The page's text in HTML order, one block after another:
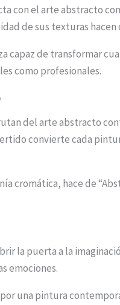
con el arte abstracto
de sus texturas
capaz de transformar
como profesionales.
del arte abstracto
convierte cada
cromática, hace de
la puerta a la
emociones.
una pintura